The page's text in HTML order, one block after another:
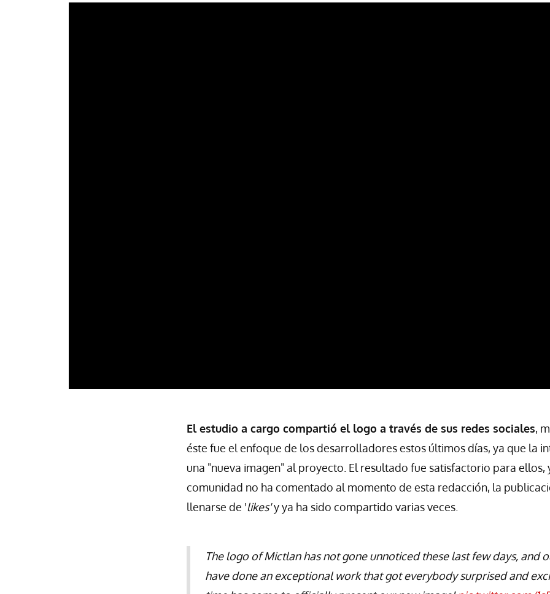
El estudio a cargo compartió el logo a través de sus redes sociales,
éste fue el enfoque de los desarrolladores estos últimos días, ya que la
una "nueva imagen" al proyecto. El resultado fue satisfactorio para ellos,
comunidad no ha comentado al momento de esta redacción, la
llenarse de 'likes'y ya ha sido compartido varias veces.
The logo of Mictlan has not gone unnoticed these last few days, and
have done an exceptional work that got everybody surprised and